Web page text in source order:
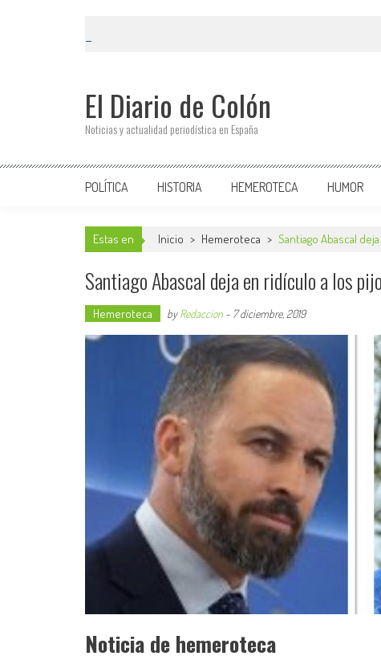
El Diario de Colón
Noticias y actualidad periodística en España
POLÍTICA HISTORIA HEMEROTECA HUMOR
Estas en Inicio > Hemeroteca > Santiago Abascal
Santiago Abascal deja en ridículo a los
Hemeroteca byRedaccion - 7 diciembre, 2019
Noticia de hemeroteca